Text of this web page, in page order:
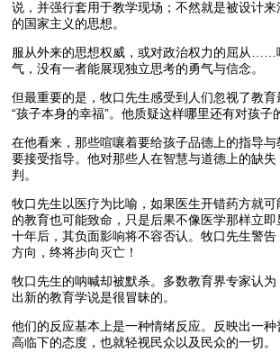
说，并强行套用于教学现场；不然就是被设计
的国家主义的思想。
服从外来的思想权威，或对政治权力的屈从……
气，没有一者能展现独立思考的勇气与信念。
但最重要的是，牧口先生感受到人们忽视了教
“孩子本身的幸福”。他质疑这样哪里还有对孩子
在他看来，那些喧嚷着要给孩子品德上的指导
要接受指导。他对那些人在智慧与道德上的缺
判。
牧口先生以医疗为比喻，如果医生开错药方就
的教育也可能致命，只是后果不像医学那样立
十年后，其负面影响将不容否认。牧口先生警
方向，终将步向灭亡！
牧口先生的呐喊却被默杀。多数教育界专家认为
出新的教育学说是很冒昧的。
他们的反应基本上是一种情绪反应。反映出一
高临下的态度，也就轻视民众以及民众的一切。